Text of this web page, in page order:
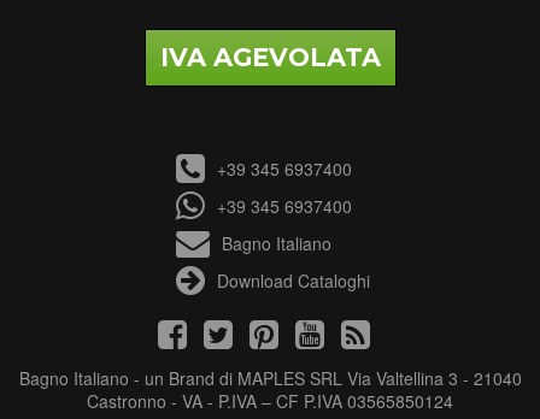
IVA AGEVOLATA
+39 345 6937400
+39 345 6937400
Bagno Italiano
Download Cataloghi
Bagno Italiano - un Brand di MAPLES SRL Via Valtellina 3 - 21040
Castronno - VA - P.IVA – CF P.IVA 03565850124